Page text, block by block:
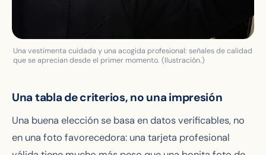
Una vestimenta cuidada y una acogida profesional: señales de calidad
que se aprecian desde el primer momento. (Ilustración.)
Una tabla de criterios, no una impresión
Una buena elección se basa en datos verificables, no
en una foto favorecedora: una tarjeta profesional